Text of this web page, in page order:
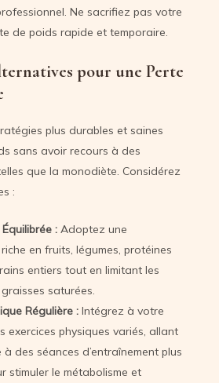
Ne sacrifiez pas votre
de poids rapide et temporaire.
pour une Perte
plus durables et saines
sans avoir recours à des
que la monodiète. Considérez
:
: Adoptez une
en fruits, légumes, protéines
entiers tout en limitant les
saturées.
Régulière : Intégrez à votre
exercices physiques variés, allant
des séances d’entraînement plus
stimuler le métabolisme et